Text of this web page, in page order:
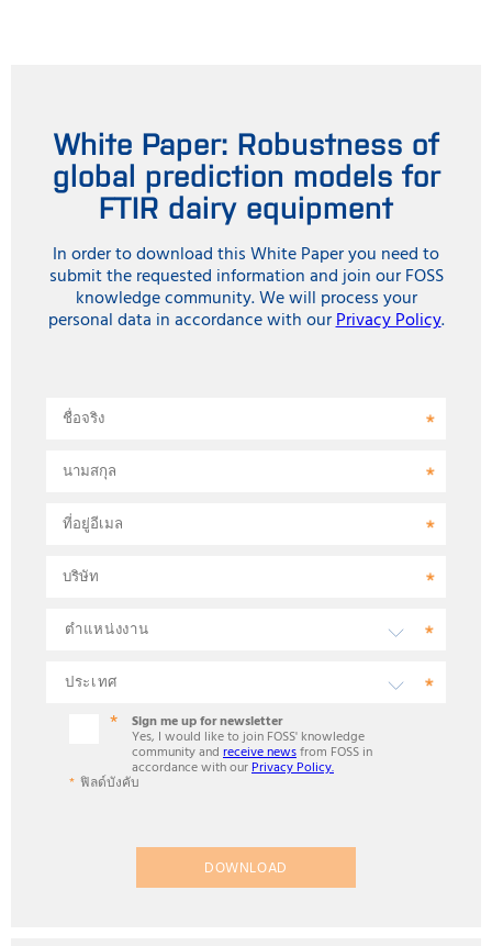
White Paper: Robustness of
global prediction models for
FTIR dairy equipment
In order to download this White Paper you need to
submit the requested information and join our FOSS
knowledge community. We will process your
personal data in accordance with ourPrivacy Policy.
ชื่อจริง
นามสกุล
ที่อยู่อีเมล
บริษัท
Sign me up for newsletter
Yes, I would like to join FOSS' knowledge
community and receive newsfrom FOSS in
accordance with ourPrivacy Policy.
ฟิลด์บังคับ
DOWNLOAD